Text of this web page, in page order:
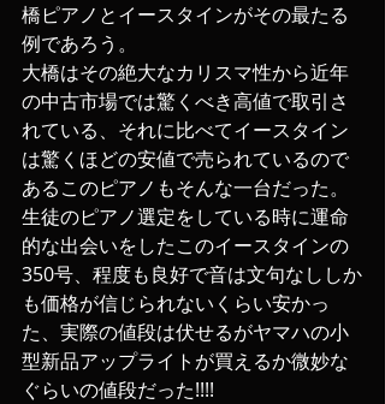
橋ピアノとイースタインがその最たる
例であろう。
大橋はその絶大なカリスマ性から近年
の中古市場では驚くべき高値で取引さ
れている、それに比べてイースタイン
は驚くほどの安値で売られているので
あるこのピアノもそんな一台だった。
生徒のピアノ選定をしている時に運命
的な出会いをしたこのイースタインの
350号、程度も良好で音は文句なししか
も価格が信じられないくらい安かっ
た、実際の値段は伏せるがヤマハの小
型新品アップライトが買えるか微妙な
ぐらいの値段だった!!!!